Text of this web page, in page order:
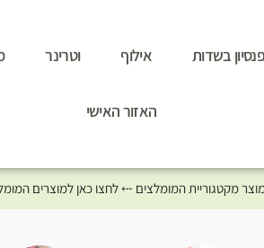
פנסיון בשדות אילוף וטרינר
האזור האישי